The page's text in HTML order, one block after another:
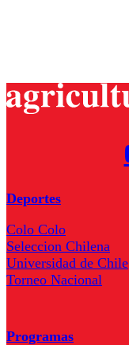
Deportes
Colo Colo
Seleccion Chilena
Universidad de Chile
Torneo Nacional
Programas